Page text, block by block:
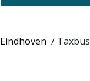
Eindhoven / Taxbus